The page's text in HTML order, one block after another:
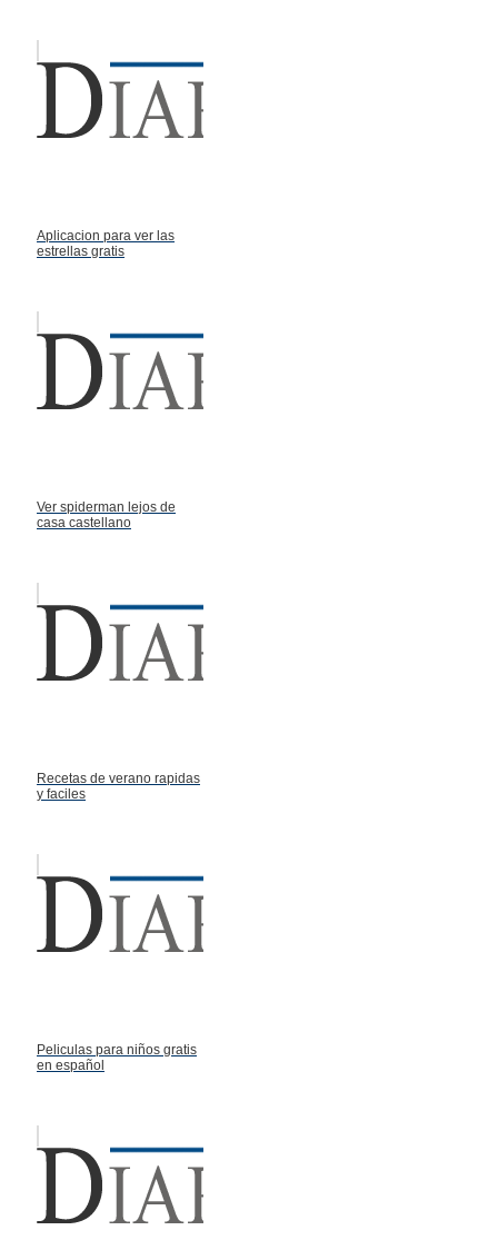
Aplicacion para ver las
estrellas gratis
Ver spiderman lejos de
casa castellano
Recetas de verano rapidas
y faciles
Peliculas para niños gratis
en español